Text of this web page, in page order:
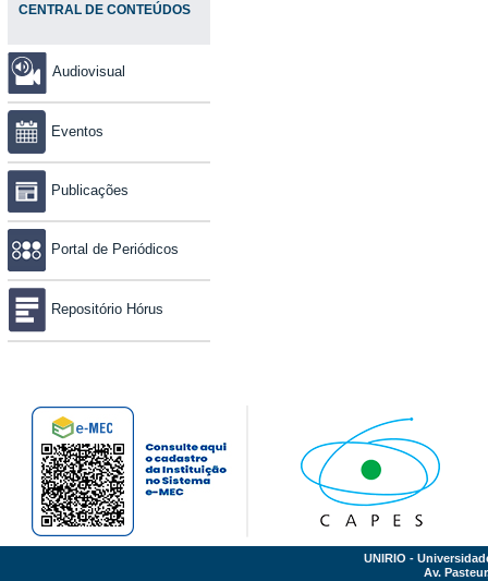
CENTRAL DE CONTEÚDOS
Audiovisual
Eventos
Publicações
Portal de Periódicos
Repositório Hórus
UNIRIO -
Av.